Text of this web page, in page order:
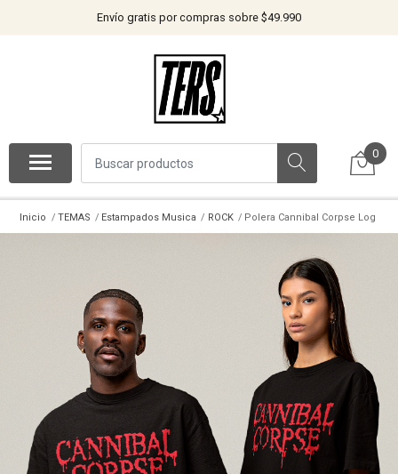
Envío gratis por compras sobre $49.990
0
Inicio TEMAS Estampados Musica ROCK Polera Cannibal Corpse Log